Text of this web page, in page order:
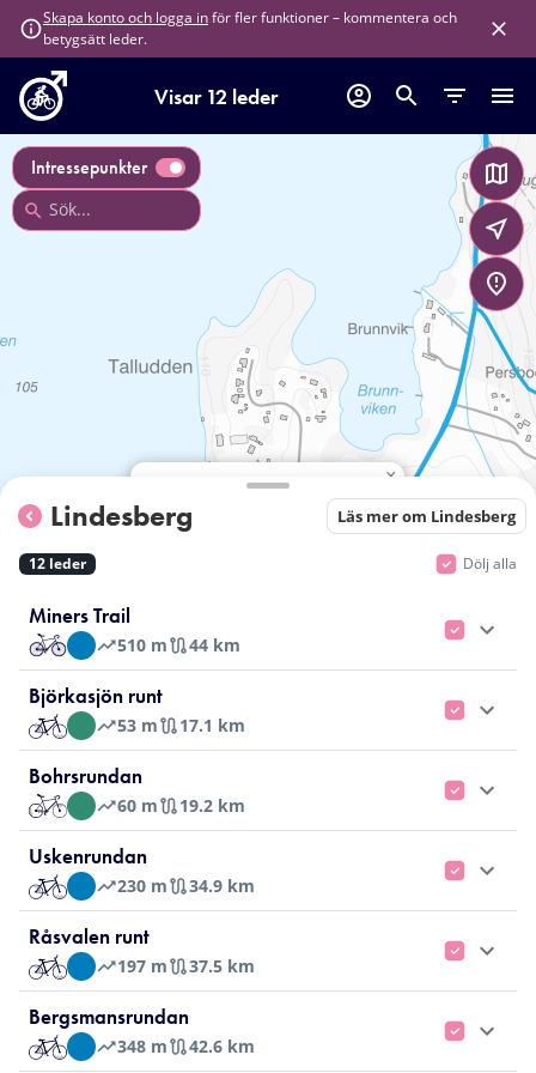
Skapa konto och logga inför fler funktioner – kommentera och
betygsätt leder.
Visar 12 leder
Intressepunkter
Uskavigårdens badplats
×
Lindesberg Läs mer om Lindesberg
12 leder Dölj alla
Miners Trail
510 m 44 km
Björkasjön runt
53 m 17.1 km
Bohrsrundan
60 m 19.2 km
Uskenrundan
230 m 34.9 km
Råsvalen runt
197 m 37.5 km
Bergsmansrundan
348 m 42.6 km